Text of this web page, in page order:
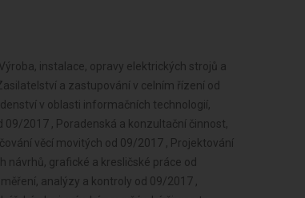
a premixů od 09/2017 , Pěstitelské pálení od 09/2017 , Výroba a opravy obuvi, brašnářského a sedlářského zboží od 09/2017 , Zpracování dřeva, výroba dřevěných, korkových, proutěných a slaměných výrobků od 09/2017 , Výroba vlákniny, papíru a lepenky a zboží z těchto materiálů od 09/2017 , Vydavatelské činnosti, polygrafická výroba, knihařské a kopírovací práce od 09/2017 , Výroba, rozmnožování, distribuce, prodej, pronájem zvukových a zvukově-obrazových záznamů a výroba nenahraných nosičů údajů a záznamů od 09/2017 , Výroba koksu, surového dehtu a jiných pevných paliv od 09/2017 , Výroba chemických látek a chemických směsí nebo předmětů a kosmetických přípravků od 09/2017 , Výroba hnojiv od 09/2017 , Výroba plastových a pryžových výrobků od 09/2017 , Výroba stavebních hmot, porcelánových, keramických a sádrových výrobků od 09/2017 , Výroba brusiv a ostatních minerálních nekovových výrobků od 09/2017 , Broušení technického a šperkového kamene od 09/2017 , Výroba a hutní zpracování železa, drahých a neželezných kovů a jejich slitin od 09/2017 , Výroba kovových konstrukcí a kovodělných výrobků od 09/2017 , Umělecko-řemeslné zpracování kovů od 09/2017 , Povrchové úpravy a svařování kovů a dalších materiálů od 09/2017 , Výroba měřicích, zkušebních, navigačních, optických a fotografických přístrojů a zařízení od 09/2017 , Výroba elektronických součástek, elektrických zařízení a výroba a opravy elektrických strojů, přístrojů a elektronických zařízení pracujících na malém napětí od 09/2017 , Výroba neelektrických zařízení pro domácnost